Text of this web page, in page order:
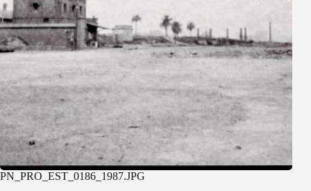
PN_PRO_EST_0186_1987.JPG